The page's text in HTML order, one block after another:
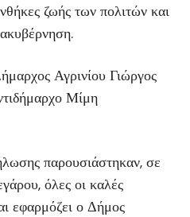
ζωής των πολιτών και
Αγρινίου Γιώργος
Μίμη
παρουσιάστηκαν, σε
όλες οι καλές
εφαρμόζει ο Δήμος